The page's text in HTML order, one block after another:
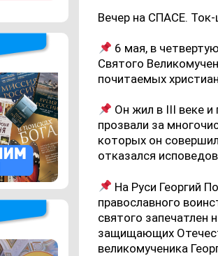
Вечер на СПАСЕ.
6 мая, в
Святого
почитаемых
Он жил в III веке
прозвали за
которых он
отказался
На Руси Георгий
православного
святого запечатлен
защищающих
великомученика